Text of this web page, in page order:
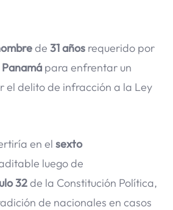
de 31 años requerido por
Panamá para enfrentar un
el delito de infracción a la Ley
en el sexto
luego de
32de la Constitución Política,
de nacionales en casos